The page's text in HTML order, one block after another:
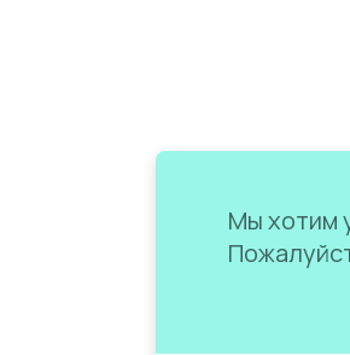
Мы хотим